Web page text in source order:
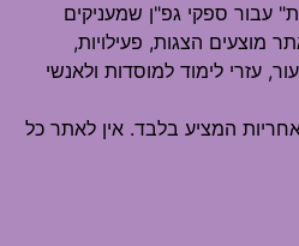
ספקי גפ"ן שמעניקים
מוצעים הצגות, פעילויות,
עזרי לימוד למוסדות ולאנשי
המציע בלבד. אין לאתר כל